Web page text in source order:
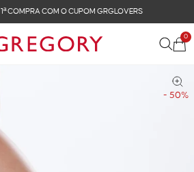
COMPRA COM O CUPOM GRGLOVERS
0
- 50%